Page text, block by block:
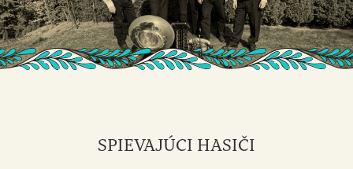
SPIEVAJÚCI HASIČI